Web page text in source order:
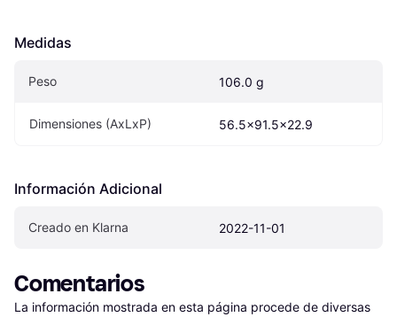
Medidas
Peso 106.0 g
Dimensiones (AxLxP) 56.5x91.5x22.9
Información Adicional
Creado en Klarna 2022-11-01
Comentarios
La información mostrada en esta página procede de diversas